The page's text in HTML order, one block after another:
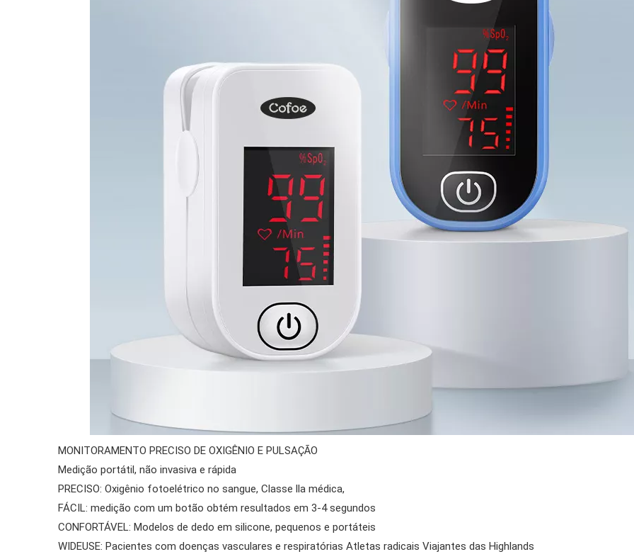
MONITORAMENTO PRECISO DE OXIGÊNIO E PULSAÇÃO
Medição portátil, não invasiva e rápida
PRECISO: Oxigênio fotoelétrico no sangue, Classe lla médica,
FÁCIL: medição com um botão obtém resultados em 3-4 segundos
CONFORTÁVEL: Modelos de dedo em silicone, pequenos e portáteis
WIDEUSE: Pacientes com doenças vasculares e respiratórias Atletas radicais Viajantes das Highlands